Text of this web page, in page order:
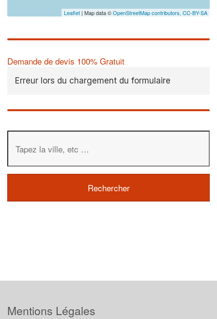
Leaflet | Map data ©OpenStreetMap contributors, CC-BY-SA
Demande de devis 100% Gratuit
Erreur lors du chargement du formulaire
Mentions Légales